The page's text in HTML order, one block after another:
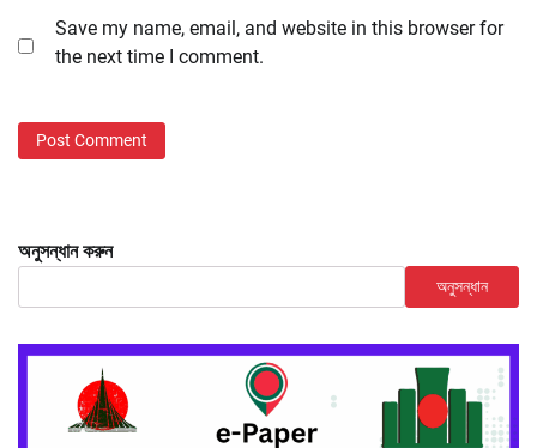
Save my name, email, and website in this browser for
the next time I comment.
অনুসন্ধান করুন
অনুসন্ধান